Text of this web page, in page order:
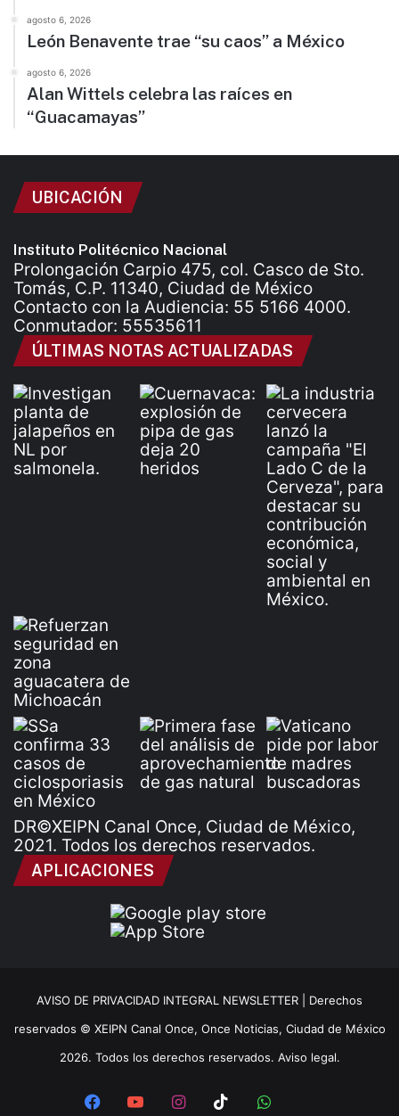
agosto 6, 2026
León Benavente trae “su caos” a México
agosto 6, 2026
Alan Wittels celebra las raíces en
“Guacamayas”
UBICACIÓN
Instituto Politécnico Nacional
Prolongación Carpio 475, col. Casco de Sto.
Tomás, C.P. 11340, Ciudad de México
Contacto con la Audiencia: 55 5166 4000.
Conmutador: 55535611
ÚLTIMAS NOTAS ACTUALIZADAS
DR©XEIPN Canal Once, Ciudad de México,
2021. Todos los derechos reservados.
APLICACIONES
AVISO DE PRIVACIDAD INTEGRAL NEWSLETTER | Derechos
reservados © XEIPN Canal Once, Once Noticias, Ciudad de México
2026. Todos los derechos reservados. Aviso legal.
FacebookYouTubeInstagram
TikTokWhatsApp